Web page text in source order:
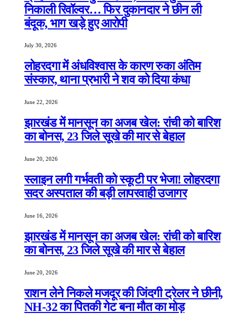
निकाली रिवॉल्वर… फिर दुकानदार ने छीन ली
बंदूक, भाग खड़े हुए आरोपी
July 30, 2026
लोहरदगा में अंधविश्वास के कारण रुका अंतिम
संस्कार, थाना प्रभारी ने शव को दिया कंधा
June 22, 2026
झारखंड में मानसून का अजब खेल: रांची को बारिश
का बोनस, 23 जिले सूखे की मार से बेहाल
June 20, 2026
स्लाइन लगी गर्भवती को स्कूटी पर भेजा! लोहरदगा
सदर अस्पताल की बड़ी लापरवाही उजागर
June 16, 2026
झारखंड में मानसून का अजब खेल: रांची को बारिश
का बोनस, 23 जिले सूखे की मार से बेहाल
June 20, 2026
राशन लेने निकले मजदूर की जिंदगी ट्रेलर ने छीनी,
NH-32 का पितकी गेट बना मौत का मोड़